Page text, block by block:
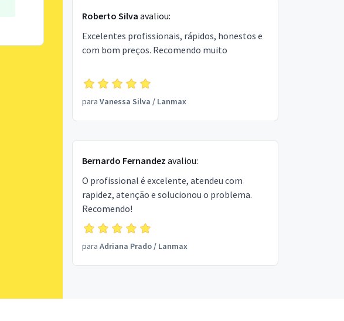
Roberto Silva avaliou:
Excelentes profissionais, rápidos, honestos e
com bom preços. Recomendo muito
para Vanessa Silva / Lanmax
Bernardo Fernandez avaliou:
O profissional é excelente, atendeu com
rapidez, atenção e solucionou o problema.
Recomendo!
para Adriana Prado/ Lanmax